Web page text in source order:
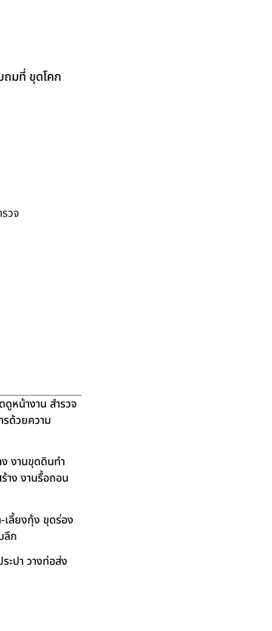
ถมที่ ขุดโคก
วจ
ดูหน้างาน สำรวจ
รด้วยความ
งานขุดดินทำ
าง งานรื้อถอน
เลี้ยงกุ้ง ขุดร่อง
ลึก
ะปา วางท่อส่ง